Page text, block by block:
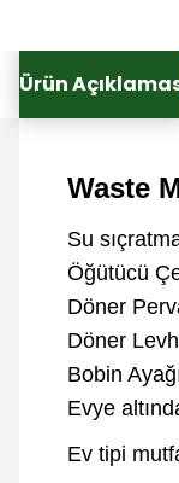
Ürün
Waste
Su
Öğütücü
Döner
Döner
Bobin
Evye
Ev tipi